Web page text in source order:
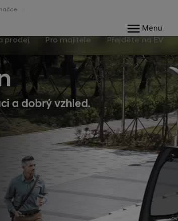
prodej Pro majitele Přejděte na EV
Menu
a dobrý vzhled.